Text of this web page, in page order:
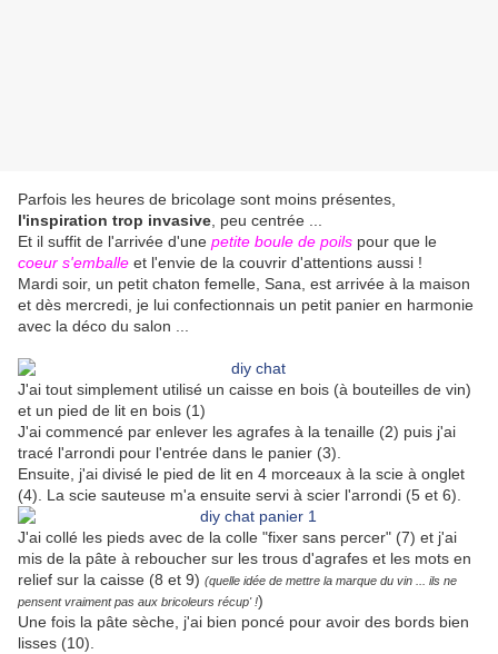
Parfois les heures de bricolage sont moins présentes,
l'inspiration trop invasive , peu centrée ...
Et il suffit de l'arrivée d'une petite boule de poils pour que le
coeur s'emballe et l'envie de la couvrir d'attentions aussi !
Mardi soir, un petit chaton femelle, Sana, est arrivée à la maison
et dès mercredi, je lui confectionnais un petit panier en harmonie
avec la déco du salon ...
J'ai tout simplement utilisé un caisse en bois (à bouteilles de vin)
et un pied de lit en bois (1)
J'ai commencé par enlever les agrafes à la tenaille (2) puis j'ai
tracé l'arrondi pour l'entrée dans le panier (3).
Ensuite, j'ai divisé le pied de lit en 4 morceaux à la scie à onglet
(4). La scie sauteuse m'a ensuite servi à scier l'arrondi (5 et 6).
J'ai collé les pieds avec de la colle "fixer sans percer" (7) et j'ai
mis de la pâte à reboucher sur les trous d'agrafes et les mots en
relief sur la caisse (8 et 9) (quelle idée de mettre la marque du vin ... ils ne
pensent vraiment pas aux bricoleurs récup' !)
Une fois la pâte sèche, j'ai bien poncé pour avoir des bords bien
lisses (10).